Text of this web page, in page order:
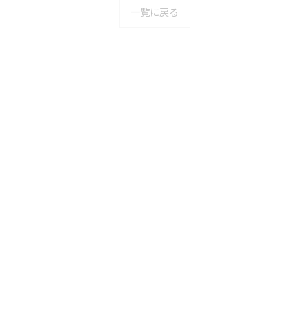
一覧に戻る